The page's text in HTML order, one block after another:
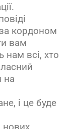
кордоном
вам
нам всі, хто
на
і це буде